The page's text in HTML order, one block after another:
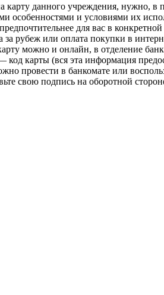
карту данного учреждения, нужно,
и условиями их
для вас в
за рубеж или оплата покупки в
можно и онлайн, в отделение
карты (вся эта информация
провести в банкомате или
свою подпись на оборотной